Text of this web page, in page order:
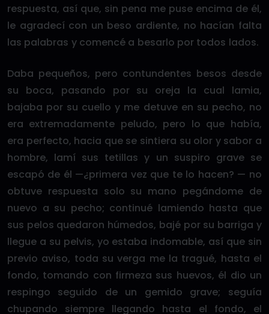
respuesta, así que, sin pena me puse encima de él,
le agradecí con un beso ardiente, no hacían falta
las palabras y comencé a besarlo por todos lados.
Daba pequeños, pero contundentes besos desde
su boca, pasando por su oreja la cual lamia,
bajaba por su cuello y me detuve en su pecho, no
era extremadamente peludo, pero lo que había,
era perfecto, hacia que se sintiera su olor y sabor a
hombre, lamí sus tetillas y un suspiro grave se
escapó de él —¿primera vez que te lo hacen? — no
obtuve respuesta solo su mano pegándome de
nuevo a su pecho; continué lamiendo hasta que
sus pelos quedaron húmedos, bajé por su barriga y
llegue a su pelvis, yo estaba indomable, así que sin
previo aviso, toda su verga me la tragué, hasta el
fondo, tomando con firmeza sus huevos, él dio un
respingo seguido de un gemido grave; seguía
chupando siempre llegando hasta el fondo, el